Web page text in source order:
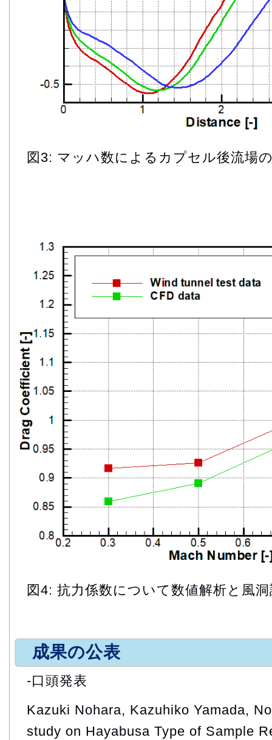
図3: マッハ数によるカプセル後流場
図4: 抗力係数について数値解析と風
成果の公表
-口頭発表
Kazuki Nohara, Kazuhiko Yamada,
study on Hayabusa Type of Sample